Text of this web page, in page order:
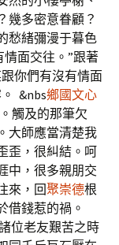
多密意眷顧？
愁緒彌漫于暮色
情面交往。”跟著
你們有沒有情面
&nbs鄉國文心
觸及的那筆欠
大師應當清楚我
歪，很糾結。呵
中，很多親朋交
來，回聚崇德根
借錢惹的禍。
位老友艱苦之時